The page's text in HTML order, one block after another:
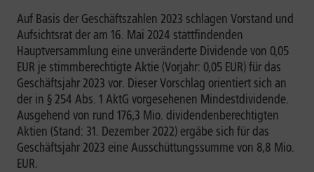
Auf Basis der Geschäftszahlen 2023 schlagen Vorstand und
Aufsichtsrat der am 16. Mai 2024 stattfindenden
Hauptversammlung eine unveränderte Dividende von 0,05
EUR je stimmberechtigte Aktie (Vorjahr: 0,05 EUR) für das
Geschäftsjahr 2023 vor. Dieser Vorschlag orientiert sich an
der in § 254 Abs. 1 AktG vorgesehenen Mindestdividende.
Ausgehend von rund 176,3 Mio. dividendenberechtigten
Aktien (Stand: 31. Dezember 2022) ergäbe sich für das
Geschäftsjahr 2023 eine Ausschüttungssumme von 8,8 Mio.
EUR.